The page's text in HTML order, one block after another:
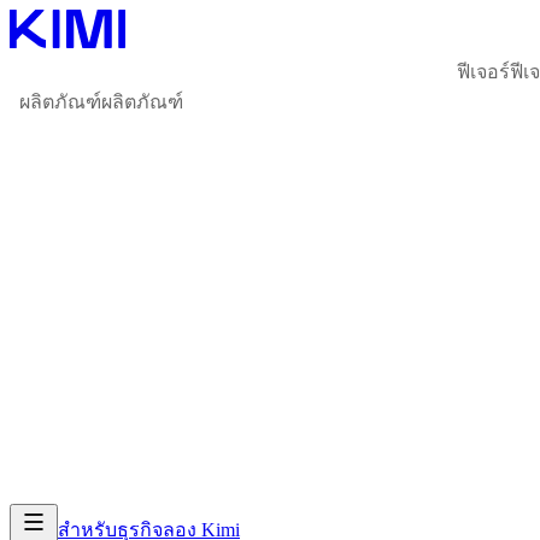
ผลิตภัณฑ์ผลิตภัณฑ์
ฟีเจอร์ฟีเ
สำหรับธุรกิจลอง Kimi